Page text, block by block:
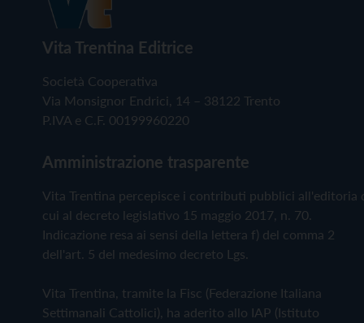
Vita Trentina Editrice
Società Cooperativa
Via Monsignor Endrici, 14 – 38122 Trento
P.IVA e C.F. 00199960220
Amministrazione trasparente
Vita Trentina percepisce i contributi pubblici all'editoria
cui al decreto legislativo 15 maggio 2017, n. 70.
Indicazione resa ai sensi della lettera f) del comma 2
dell'art. 5 del medesimo decreto Lgs.
Vita Trentina, tramite la Fisc (Federazione Italiana
Settimanali Cattolici), ha aderito allo IAP (Istituto